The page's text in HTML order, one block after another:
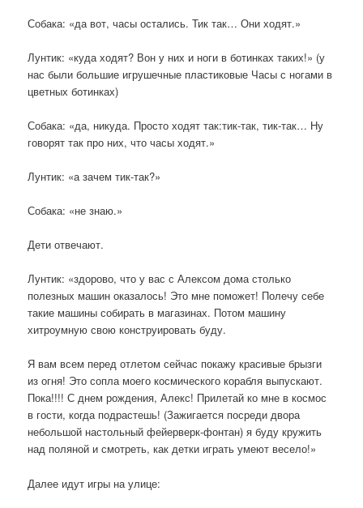
Собака: «да вот, часы остались. Тик так… Они ходят.»
Лунтик: «куда ходят? Вон у них и ноги в ботинках таких!» (у
нас были большие игрушечные пластиковые Часы с ногами в
цветных ботинках)
Собака: «да, никуда. Просто ходят так:тик-так, тик-так… Ну
говорят так про них, что часы ходят.»
Лунтик: «а зачем тик-так?»
Собака: «не знаю.»
Дети отвечают.
Лунтик: «здорово, что у вас с Алексом дома столько
полезных машин оказалось! Это мне поможет! Полечу себе
такие машины собирать в магазинах. Потом машину
хитроумную свою конструировать буду.
Я вам всем перед отлетом сейчас покажу красивые брызги
из огня! Это сопла моего космического корабля выпускают.
Пока!!!! С днем рождения, Алекс! Прилетай ко мне в космос
в гости, когда подрастешь! (Зажигается посреди двора
небольшой настольный фейерверк-фонтан) я буду кружить
над поляной и смотреть, как детки играть умеют весело!»
Далее идут игры на улице: